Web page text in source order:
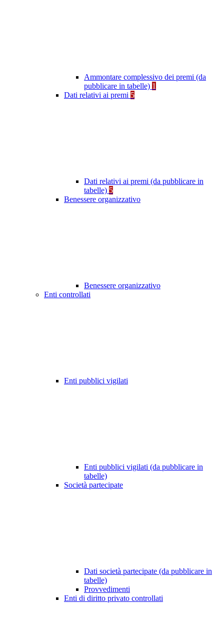
Ammontare complessivo dei premi (da
pubblicare in tabelle) 1
Dati relativi ai premi 5
Dati relativi ai premi (da pubblicare in
tabelle) 5
Benessere organizzativo
Benessere organizzativo
Enti controllati
Enti pubblici vigilati
Enti pubblici vigilati (da pubblicare in
tabelle)
Società partecipate
Dati società partecipate (da pubblicare in
tabelle)
Provvedimenti
Enti di diritto privato controllati